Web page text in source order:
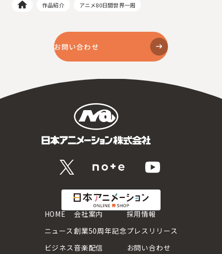
作品紹介 アニメ80日間世界一周
お問い合わせ
HOME
ニュース
ビジネス
会社案内
創業50周年記念
音楽配信
採用情報
プレスリリース
お問い合わせ